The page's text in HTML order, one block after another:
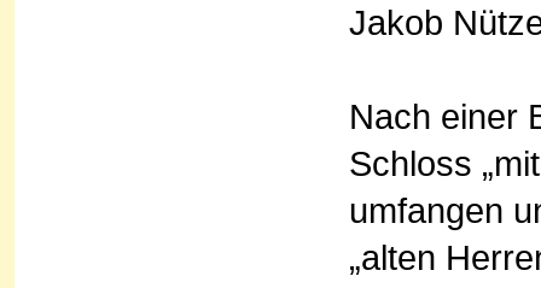
Jakob
Nach einer
Schloss
umfangen
„alten